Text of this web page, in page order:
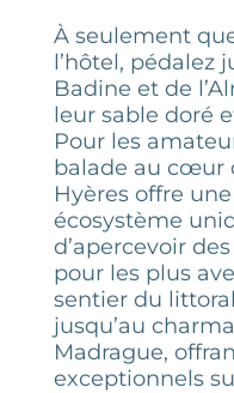
À seulement
l’hôtel, pédalez
Badine et de
leur sable doré
Pour les
balade au cœur
Hyères offre
écosystème
d’apercevoir
pour les plus
sentier du
jusqu’au
Madrague,
exceptionnels